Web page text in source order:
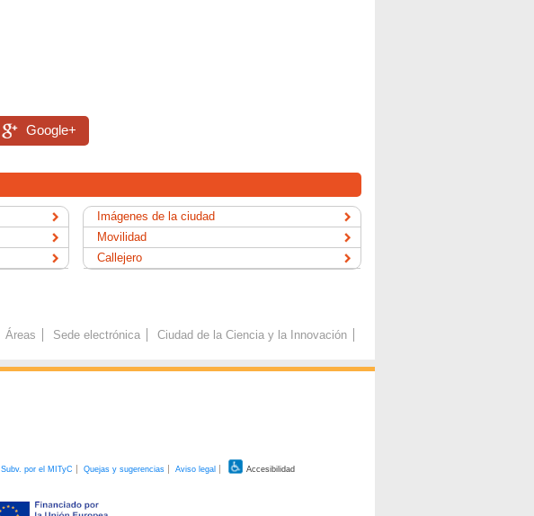
Google+
Imágenes de la ciudad
Movilidad
Callejero
Áreas Sede electrónica Ciudad de la Ciencia y la Innovación
Subv. por el MITyC Quejas y sugerencias Aviso legal Accesibilidad